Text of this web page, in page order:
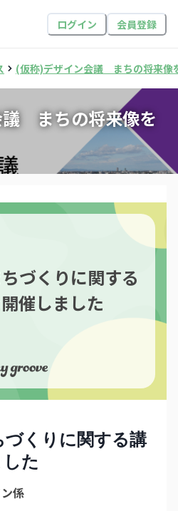
ログイン 会員登録
(仮称)デザイン会議 まちの将来像
まちの将来像を
づくりに関する
催しました
づくりに関する講
た
係